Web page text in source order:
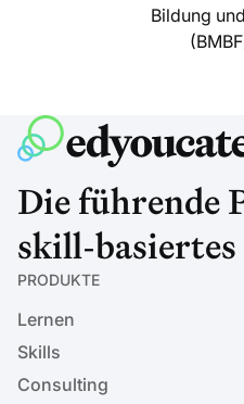
Die führende
skill-
PRODUKTE
Lernen
Skills
Consulting